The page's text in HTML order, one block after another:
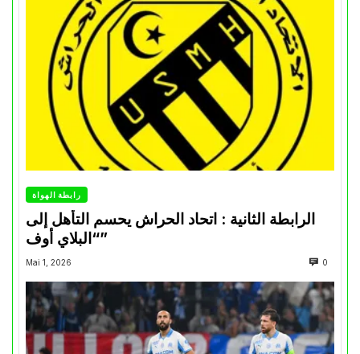
رابطة الهواة
الرابطة الثانية : اتحاد الحراش يحسم التأهل إلى
“البلاي أوف”
Mai 1, 2026 0